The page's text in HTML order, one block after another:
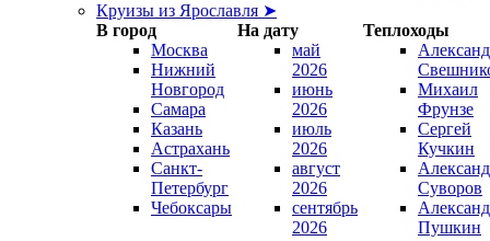
Круизы из Ярославля ➤
В город
На дату
Теплоходы
Москва
Нижний
Новгород
Самара
Казань
Астрахань
Санкт-
Петербург
Чебоксары
май
2026
июнь
2026
июль
2026
август
2026
сентябрь
2026
Михаил
Фрунзе
Сергей
Кучкин
Суворов
Пушкин